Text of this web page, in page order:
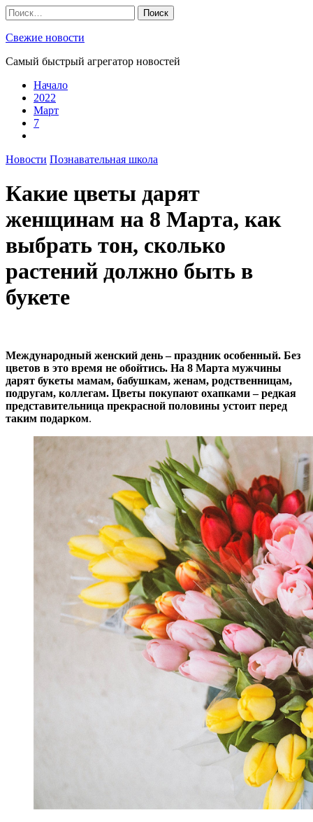
Skip
to
content
Найти:
Свежие новости
Самый быстрый агрегатор новостей
Начало
2022
Март
7
Новости Познавательная школа
Какие цветы дарят
женщинам на 8 Марта, как
выбрать тон, сколько
растений должно быть в
букете
Международный женский день – праздник особенный. Без
цветов в это время не обойтись. На 8 Марта мужчины
дарят букеты мамам, бабушкам, женам, родственницам,
подругам, коллегам. Цветы покупают охапками – редкая
представительница прекрасной половины устоит перед
таким подарком.